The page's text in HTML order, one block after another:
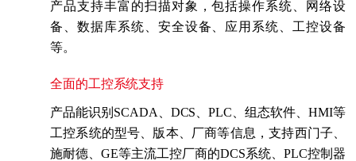
产品支持丰富的扫描对象，包括操作系统、网络设
备、数据库系统、安全设备、应用系统、工控设备
等。
全面的工控系统支持
产品能识别SCADA、DCS、PLC、组态软件、HMI等
工控系统的型号、版本、厂商等信息，支持西门子、
施耐德、GE等主流工控厂商的DCS系统、PLC控制器